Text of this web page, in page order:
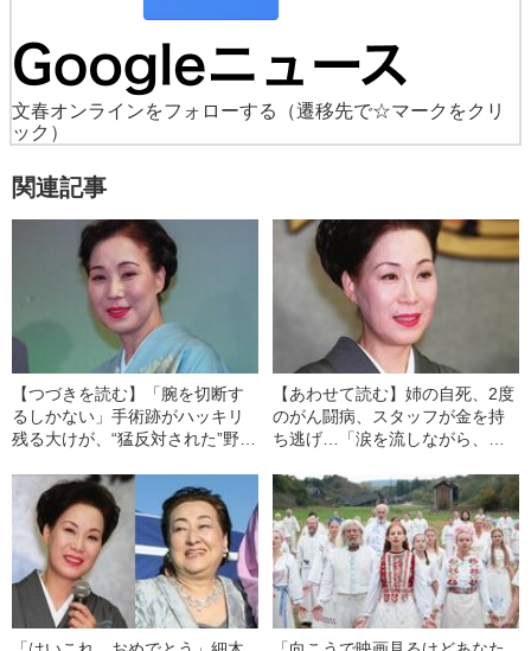
文春オンラインをフォローする
（遷移先で☆マークをクリ
ック）
関連記事
【つづきを読む】「腕を切断す
るしかない」手術跡がハッキリ
残る大けが、“猛反対された”野球
ター歌手・島倉千代子の“波瀾万
丈”
【あわせて読む】姉の自死、2度
のがん闘病、スタッフが金を持
ち逃げ…「涙を流しながら、笑
た島倉千代子の“人生いろいろ”